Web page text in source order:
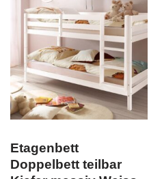
Etagenbett
Doppelbett teilbar